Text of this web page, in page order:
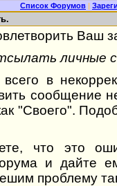
Список Форумов |
Ваш
личные
всего в
сообщение
"Своего".
что это
и дайте
проблему